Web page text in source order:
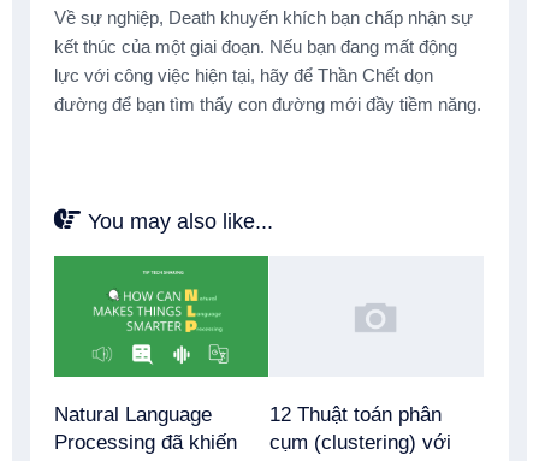
Về sự nghiệp, Death khuyến khích bạn chấp nhận sự
kết thúc của một giai đoạn. Nếu bạn đang mất động
lực với công việc hiện tại, hãy để Thần Chết dọn
đường để bạn tìm thấy con đường mới đầy tiềm năng.
You may also like...
Natural Language
Processing đã khiến
12 Thuật toán phân
cụm (clustering) với